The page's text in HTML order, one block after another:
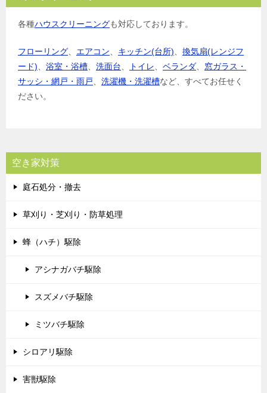
各種ハウスクリーニングも対応しております。
フローリング、 エアコン、 キッチン(台所)、 換気扇(レンジフ
ード)、 浴室・浴槽、 洗面台、 トイレ、 ベランダ、 窓ガラス・
サッシ・網戸・雨戸、 洗濯機・洗濯槽など、すべてお任せく
ださい。
空き家対策
庭石処分・撤去
草刈り・芝刈り・防草処理
蜂（ハチ）駆除
アシナガバチ駆除
スズメバチ駆除
ミツバチ駆除
シロアリ駆除
害獣駆除